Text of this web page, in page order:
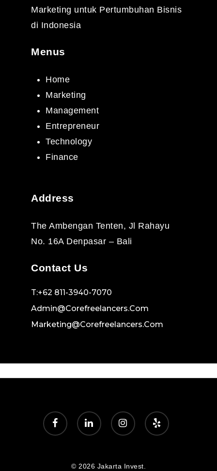
Marketing untuk Pertumbuhan Bisnis
di Indonesia
Menus
Home
Marketing
Management
Entrepreneur
Technology
Finance
Address
The Ambengan Tenten, Jl Rahayu
No. 16A Denpasar – Bali
Contact Us
T:+62 811-3940-7070
Admin@corefreelancers.com
Marketing@corefreelancers.com
facebook linkedin instagram yelp
© 2026 Jakarta Invest.